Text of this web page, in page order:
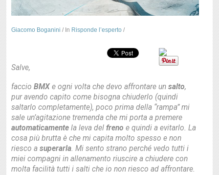
Giacomo Boganini / In Risponde l’esperto /
Salve,
faccioBMX e ogni volta che devo affrontare unsalto,
pur avendo capito come bisogna chiuderlo (quindi
saltarlo completamente), poco prima della “rampa” mi
sale un’agitazione tremenda che mi porta a premere
automaticamente la leva delfreno e quindi a evitarlo. La
cosa più brutta è che mi capita molto spesso e non
riesco asuperarla. Mi sento strano perché vedo tutti i
miei compagni in allenamento riuscire a chiudere con
molta facilità tutti i salti che io non riesco ad affrontare.